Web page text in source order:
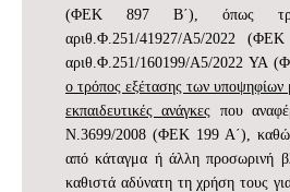
(ΦΕΚ 897 Β΄), όπως
αριθ.Φ.251/41927/Α5/2022
αριθ.Φ.251/160199/Α5/2022 ΥΑ
ο τρόπος εξέτασης των υποψηφίων
εκπαιδευτικές ανάγκες που
Ν.3699/2008 (ΦΕΚ 199 Α΄),
από κάταγμα ή άλλη προσωρινή
καθιστά αδύνατη τη χρήση τους